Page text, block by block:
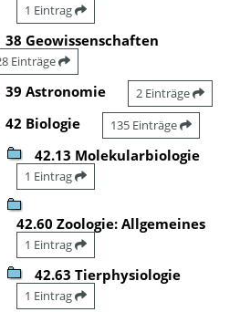
1 Eintrag
38 Geowissenschaften
Einträge
39 Astronomie 2 Einträge
42 Biologie 135 Einträge
42.13 Molekularbiologie
1 Eintrag
42.60 Zoologie: Allgemeines
1 Eintrag
42.63 Tierphysiologie
1 Eintrag